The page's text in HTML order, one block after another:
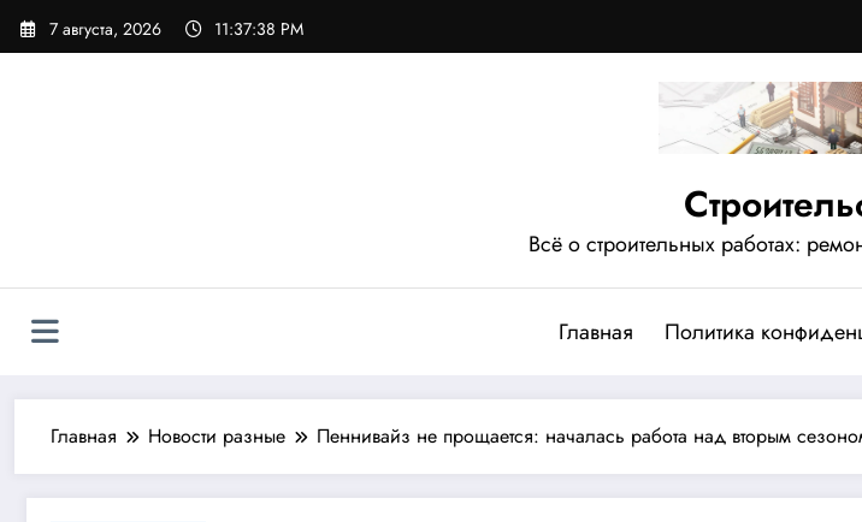
Перейти
7 августа, 2026 11:37:40 PM
Всё о строительных работах:
Главная Политика
Главная Новости разные Пеннивайз не прощается: началась работа над вторым